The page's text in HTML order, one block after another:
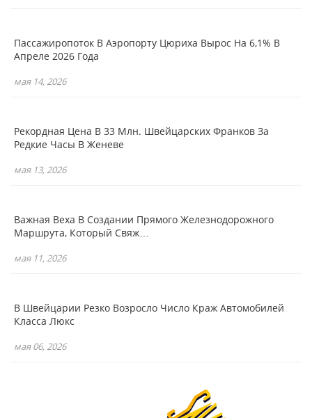
Пассажиропоток В Аэропорту Цюриха Вырос На 6,1% В
Апреле 2026 Года
мая 14, 2026
Рекордная Цена В 33 Млн. Швейцарских Франков За
Редкие Часы В Женеве
мая 13, 2026
Важная Веха В Создании Прямого Железнодорожного
Маршрута, Который Свяж…
мая 11, 2026
В Швейцарии Резко Возросло Число Краж Автомобилей
Класса Люкс
мая 06, 2026